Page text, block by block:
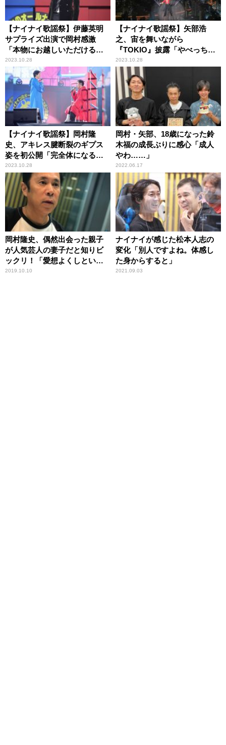
【ナイナイ歌謡祭】伊藤英明
サプライズ出演で岡村感激
「本物にお越しいただけるな
んて」
2023.10.28
【ナイナイ歌謡祭】矢部浩
之、宙を舞いながら
『TOKIO』披露「やべっち、
星になりました！」
2023.10.28
【ナイナイ歌謡祭】岡村隆
史、アキレス腱断裂のギプス
姿を初公開「完全体になるの
はクリスマスイヴ」
2023.10.28
岡村・矢部、18歳になった鈴
木福の成長ぶりに感心「成人
やわ……」
2022.06.17
岡村隆史、偶然出会った親子
が人気芸人の妻子だと知りビ
ックリ！「愛想よくしといて
良かった」
2019.10.10
ナイナイが感じた松本人志の
変化「別人ですよね。体感し
た身からすると」
2021.09.03